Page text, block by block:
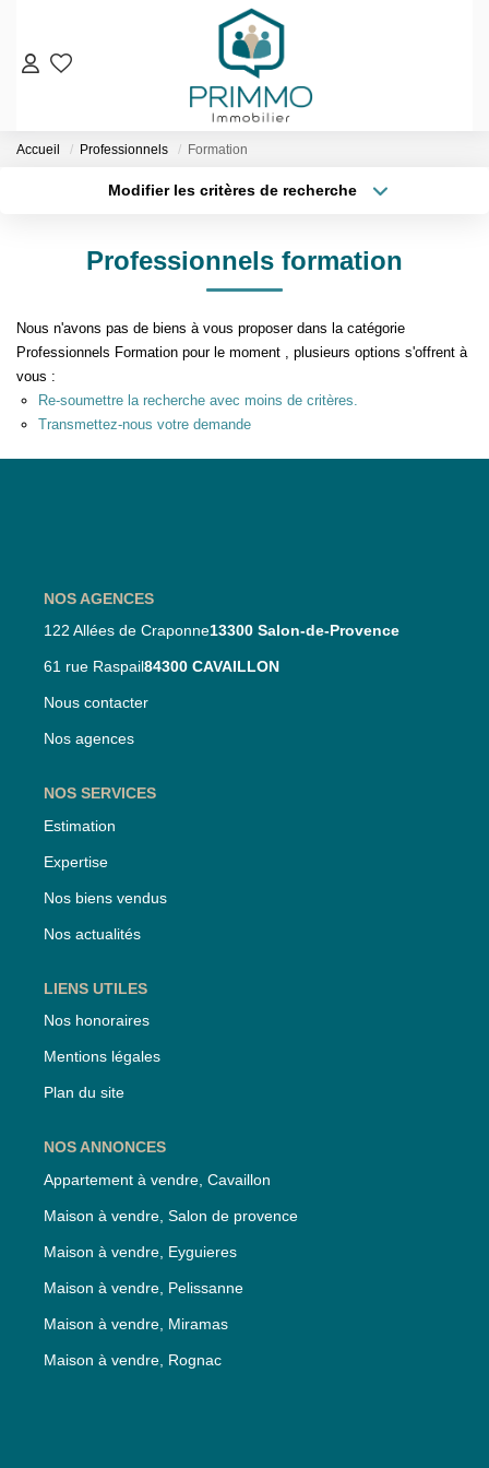
VENTES
Nos Biens En Vente
Nos Biens Vendus
LOCATIONS
NOS AGENCES
Qui Sommes-Nous
Accueil Professionnels Formation
Modifier les critères de recherche
Plus de critères Créer une alerte
Professionnels formation
Nous n'avons pas de biens à vous proposer dans la catégorie
Professionnels Formation pour le moment , plusieurs options s'offrent à
vous :
Re-soumettre la recherche avec moins de critères.
Transmettez-nous votre demande
NOS AGENCES
122 Allées de Craponne13300 Salon-de-Provence
61 rue Raspail84300 CAVAILLON
Nous contacter
Nos agences
NOS SERVICES
Estimation
Expertise
Nos biens vendus
Nos actualités
LIENS UTILES
Nos honoraires
Mentions légales
Plan du site
NOS ANNONCES
Appartement à vendre, Cavaillon
Maison à vendre, Salon de provence
Maison à vendre, Eyguieres
Maison à vendre, Pelissanne
Maison à vendre, Miramas
Maison à vendre, Rognac